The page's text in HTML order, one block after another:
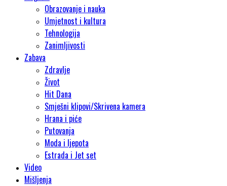
Obrazovanje i nauka
Umjetnost i kultura
Tehnologija
Zanimljivosti
Zabava
Zdravlje
Život
Hit Dana
Smješni klipovi/Skrivena kamera
Hrana i piće
Putovanja
Moda i ljepota
Estrada i Jet set
Video
Mišljenja